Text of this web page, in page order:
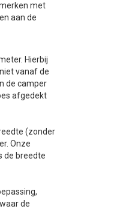
met
aan de
Hierbij
vanaf de
de camper
afgedekt
(zonder
Onze
de breedte
de